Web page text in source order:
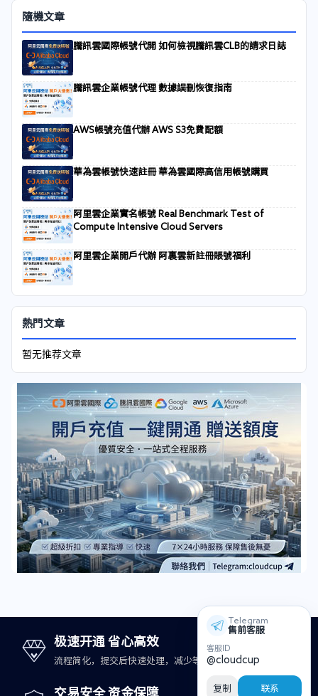
隨機文章
騰訊雲國際帳號代開 如何檢視騰訊雲CLB的請求日誌
騰訊雲企業帳號代理 數據誤刪恢復指南
AWS帳號充值代辦 AWS S3免費配額
華為雲帳號快速註冊 華為雲國際高信用帳號購買
阿里雲企業實名帳號 Real Benchmark Test of
Compute Intensive Cloud Servers
阿里雲企業開戶代辦 阿裏雲新註冊賬號福利
熱門文章
暂无推荐文章
极速开通 省心高效
流程简化，提交后快速处理，减少等待时间。
交易安全 资金保障
Telegram
售前客服
客服ID
@cloudcup
复制 联系